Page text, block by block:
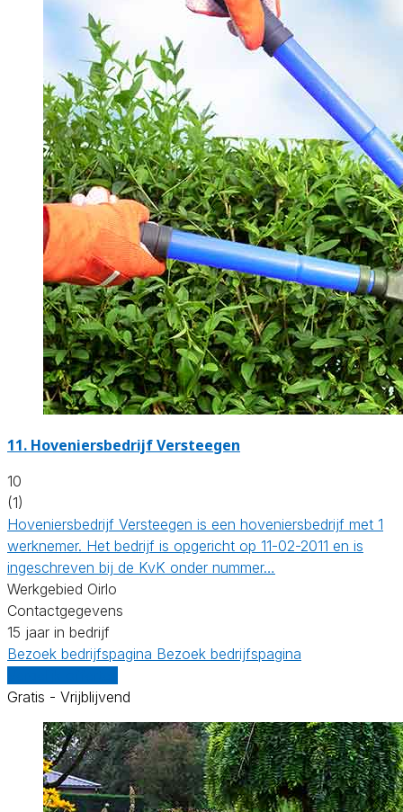
11. Hoveniersbedrijf Versteegen
10
(1)
Hoveniersbedrijf Versteegen is een hoveniersbedrijf met 1
werknemer. Het bedrijf is opgericht op 11-02-2011 en is
ingeschreven bij de KvK onder nummer…
Werkgebied Oirlo
Contactgegevens
15 jaar in bedrijf
Bezoek bedrijfspagina Bezoek bedrijfspagina
Gratis - Vrijblijvend